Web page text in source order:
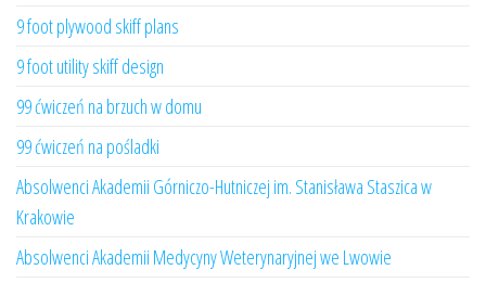
9 foot plywood skiff plans
9 foot utility skiff design
99 ćwiczeń na brzuch w domu
99 ćwiczeń na pośladki
Absolwenci Akademii Górniczo-Hutniczej im. Stanisława Staszica w
Krakowie
Absolwenci Akademii Medycyny Weterynaryjnej we Lwowie